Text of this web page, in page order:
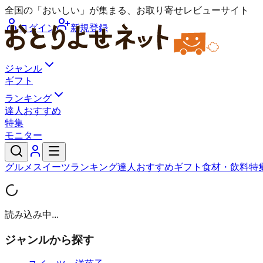
全国の「おいしい」が集まる、お取り寄せレビューサイト
ログイン
新規登録
ジャンル
ギフト
ランキング
達人おすすめ
特集
モニター
グルメ スイーツランキング達人おすすめギフト 食材・飲料特
読み込み中...
ジャンルから探す